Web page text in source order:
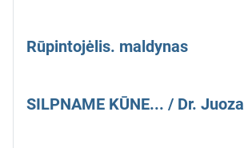
Rūpintojėlis. maldynas
SILPNAME KŪNE... / Dr.